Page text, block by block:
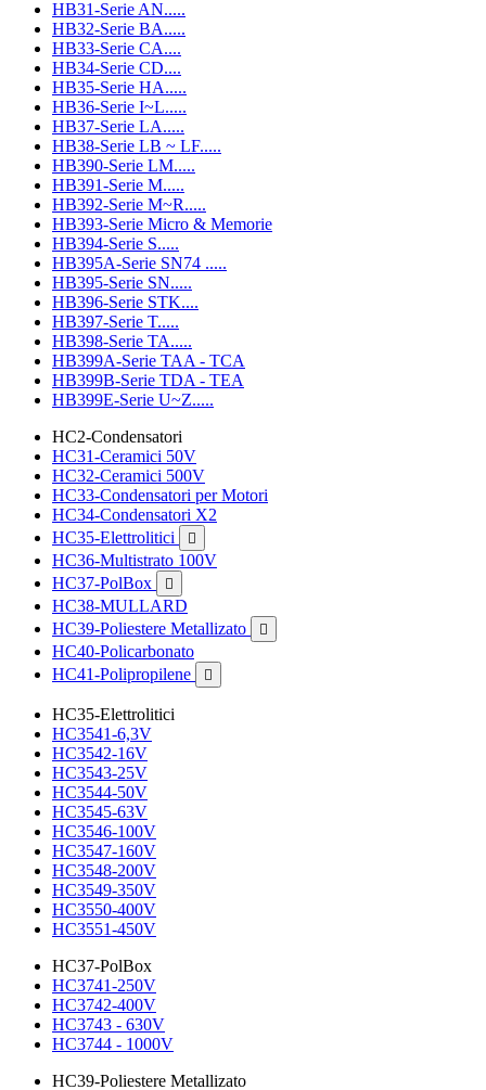
HB31-Serie AN.....
HB32-Serie BA.....
HB33-Serie CA....
HB34-Serie CD....
HB35-Serie HA.....
HB36-Serie I~L.....
HB37-Serie LA.....
HB38-Serie LB ~ LF.....
HB390-Serie LM.....
HB391-Serie M.....
HB392-Serie M~R.....
HB393-Serie Micro & Memorie
HB394-Serie S.....
HB395A-Serie SN74 .....
HB395-Serie SN.....
HB396-Serie STK....
HB397-Serie T.....
HB398-Serie TA.....
HB399A-Serie TAA - TCA
HB399B-Serie TDA - TEA
HB399E-Serie U~Z.....
HC2-Condensatori
HC31-Ceramici 50V
HC32-Ceramici 500V
HC33-Condensatori per Motori
HC34-Condensatori X2
HC35-Elettrolitici

HC36-Multistrato 100V
HC37-PolBox

HC38-MULLARD
HC39-Poliestere Metallizato

HC40-Policarbonato
HC41-Polipropilene

HC35-Elettrolitici
HC3541-6,3V
HC3542-16V
HC3543-25V
HC3544-50V
HC3545-63V
HC3546-100V
HC3547-160V
HC3548-200V
HC3549-350V
HC3550-400V
HC3551-450V
HC37-PolBox
HC3741-250V
HC3742-400V
HC3743 - 630V
HC3744 - 1000V
HC39-Poliestere Metallizato